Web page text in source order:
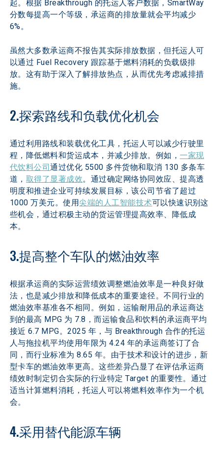
起。根据 Breakthrough 的托运人客户数据，SmartWay
分数每提高一个等级，承运商的排放量就会平均减少
6%。
虽然大多数承运商不报告其实际排放数据，但托运人可
以通过 Fuel Recovery 跟踪基于燃料消耗的负载级排
放。这有助于深入了解排放热点，从而优先考虑减排措
施。
2.探索路线和负载优化机会
通过利用路线和装载优化工具，托运人可以减少行驶里
程，降低燃料和货运成本，并减少排放。例如，一家现
代饮料公司通过优化 5500 多件货物和取消 130 多条车
道， 取得了显著成效。通过确定网络协同效应、提高透
明度和推进企业可持续发展目标，该公司节省了超过
1000 万美元。使用尖端的人工智能技术可以快速识别这
些机会，通过积极主动的货运管理提高效率、降低成
本。
3.提高整个车队的燃油效率
根据承运商的实际运营绩效调整燃油效率是一种良好做
法，也是减少排放和降低成本的重要途径。不同行业的
燃油效率基准各不相同。例如，运输耐用品的承运商达
到的最高 MPG 为 7.8，而运输食品和饮料的承运商平均
接近 6.7 MPG。2025 年，与 Breakthrough 合作的托运
人与拖拉机平均使用年限为 4.24 年的承运商签订了合
同，而行业标准为 8.65 年。由于技术和设计的进步，新
型卡车的燃油效率更高。这些差异凸显了在评估承运商
绩效时制定切合实际的行业特定 Target 的重要性。通过
适当计算燃料消耗，托运人可以将燃料效率作为一个机
会。
4.采用替代能源车辆